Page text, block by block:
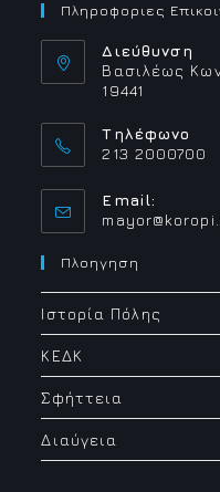
Πληροφοριες
Διεύθυνση
Βασιλέως
19441
Τηλέφωνο
213 2000700
Email:
Πλοηγηση
Ιστορία Πόλης
ΚΕΔΚ
Σφήττεια
Διαύγεια